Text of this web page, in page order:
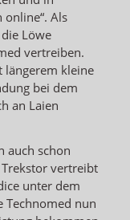
Als
Löwe
vertreiben.
längerem kleine
bei dem
an Laien
auch schon
vertreibt
unter dem
Technomed nun